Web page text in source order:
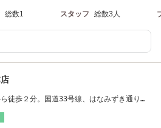
総数1 スタッフ 総数3人
徒歩２分。国道33号線、はなみずき通りか